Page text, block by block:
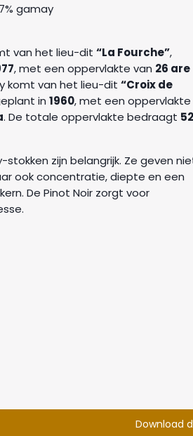
gamay
van het lieu-dit “La Fourche”,
, met een oppervlakte van 26 are
komt van het lieu-dit “Croix de
in 1960, met een oppervlakte
. De totale oppervlakte bedraagt 52
stokken zijn belangrijk. Ze geven
ook concentratie, diepte en een
De Pinot Noir zorgt voor
Download